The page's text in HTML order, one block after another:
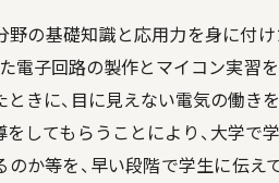
の基礎知識と応用力を身に付け
電子回路の製作とマイコン実習
ときに、目に見えない電気の働
してもらうことにより、大学
か等を、早い段階で学生に伝